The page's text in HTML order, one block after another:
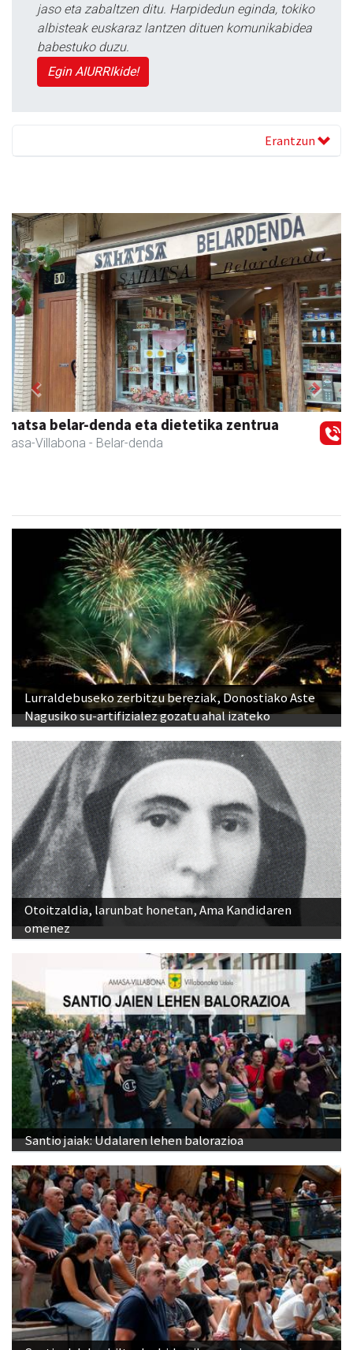
jaso eta zabaltzen ditu. Harpidedun eginda, tokiko
albisteak euskaraz lantzen dituen komunikabidea
babestuko duzu.
Egin AIURRIkide!
Erantzun
Eizmendi ile-apaindegia
Amasa-Villabona - Ile-apaindegiak
Previous Next
Lurraldebuseko zerbitzu bereziak, Donostiako Aste
Nagusiko su-artifizialez gozatu ahal izateko
Otoitzaldia, larunbat honetan, Ama Kandidaren
omenez
Santio jaiak: Udalaren lehen balorazioa